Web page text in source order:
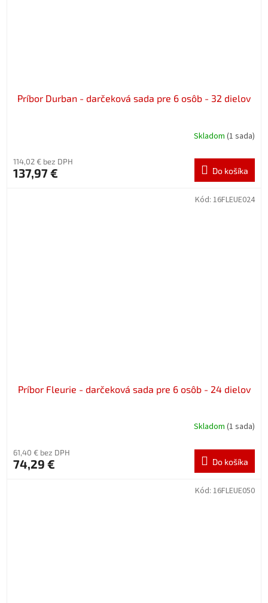
Príbor Durban - darčeková sada pre 6 osôb - 32 dielov
Skladom (1 sada)
114,02 € bez DPH
137,97 € Do košíka
Príbor Fleurie - darčeková sada pre 6 osôb - 24 dielov
Skladom (1 sada)
61,40 € bez DPH
74,29 € Do košíka
Kód: 16FLEUE024
Kód: 16FLEUE050